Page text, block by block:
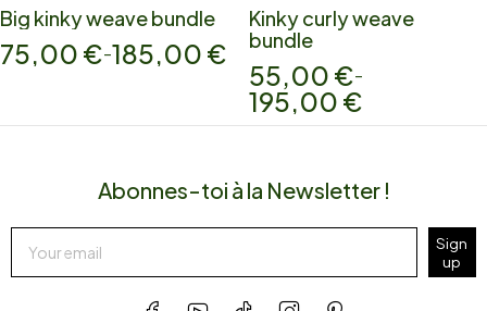
Big kinky weave bundle
75,00 €–185,00 €
Kinky curly weave
bundle
55,00 €–
195,00 €
Abonnes-toi à la Newsletter !
Sign
up